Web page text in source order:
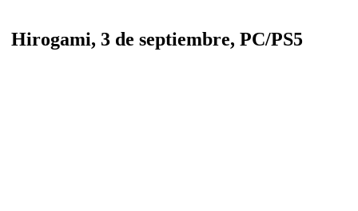
Hirogami, 3 de septiembre, PC/PS5